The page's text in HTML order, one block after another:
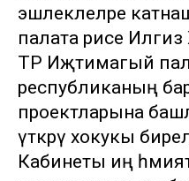
эшлеклеләре
палата рәисе Илгиз
ТР Иҗтимагый
республиканың
проектларына
үткәрү хокукы
Кабинеты иң